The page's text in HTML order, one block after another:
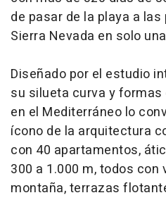
de pasar de la playa a
Sierra Nevada en solo
Diseñado por el estudio
su silueta curva y
en el Mediterráneo lo
ícono de la arquitectura
con 40 apartamentos,
300 a 1.000 m, todos con
montaña, terrazas